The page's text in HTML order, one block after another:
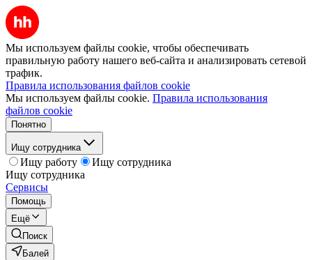
Мы используем файлы cookie, чтобы обеспечивать
правильную работу нашего веб-сайта и анализировать сетевой
трафик.
Правила использования файлов cookie
Мы используем файлы cookie. Правила использования
файлов cookie
Понятно
Ищу сотрудника
Ищу работу
Ищу сотрудника
Ищу сотрудника
Сервисы
Помощь
Ещё
Поиск
Балей